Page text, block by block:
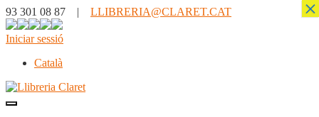
93 301 08 87 | LLIBRERIA@CLARET.CAT
Iniciar sessió
Català
×